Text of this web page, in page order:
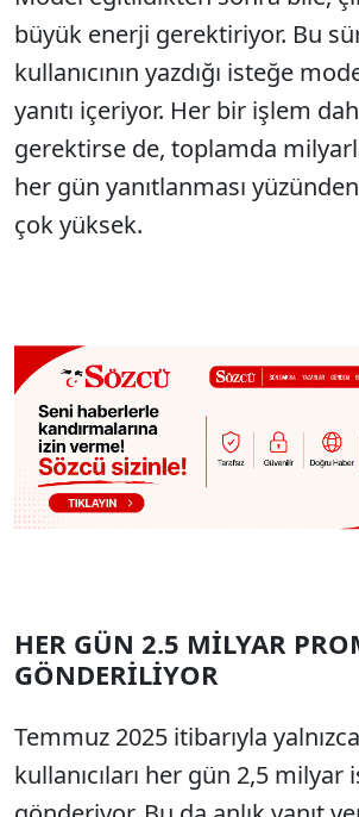
büyük enerji gerektiriyor. Bu
kullanıcının yazdığı isteğe
yanıtı içeriyor. Her bir işlem
gerektirse de, toplamda
her gün yanıtlanması
çok yüksek.
HER GÜN 2.5 MİLYAR
GÖNDERİLİYOR
Temmuz 2025 itibarıyla
kullanıcıları her gün 2,5